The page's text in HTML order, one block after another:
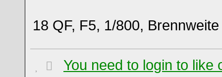
18 QF, F5, 1/800,
You need to login to like